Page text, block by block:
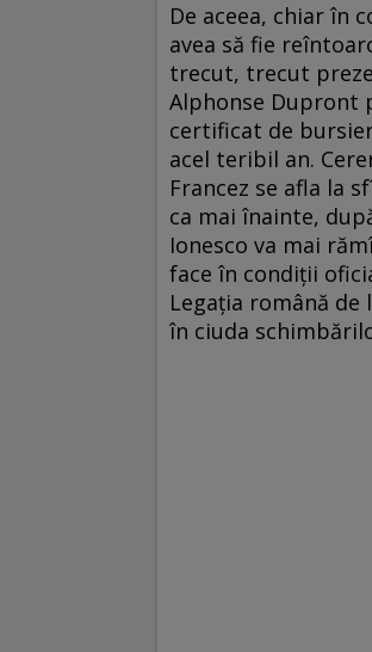
De aceea, chiar în
avea să fie
trecut, trecut
Alphonse Dupront
certificat de
acel teribil an.
Francez se afla la
ca mai înainte,
Ionesco va mai
face în condiţii
Legaţia română
în ciuda